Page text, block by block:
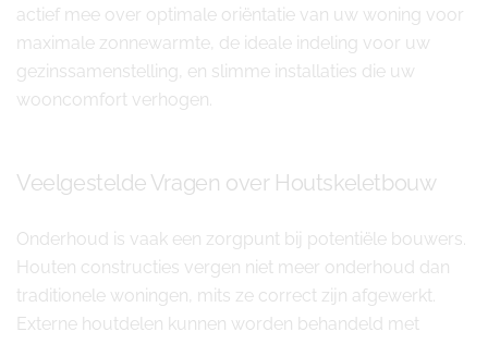
actief mee over optimale oriëntatie van uw woning voor
maximale zonnewarmte, de ideale indeling voor uw
gezinssamenstelling, en slimme installaties die uw
wooncomfort verhogen.
Veelgestelde Vragen over Houtskeletbouw
Onderhoud is vaak een zorgpunt bij potentiële bouwers.
Houten constructies vergen niet meer onderhoud dan
traditionele woningen, mits ze correct zijn afgewerkt.
Externe houtdelen kunnen worden behandeld met